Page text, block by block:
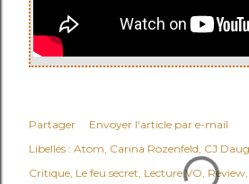
Partager
Envoyer l'article par e-mail
Libellés : Atom Carina Rozenfeld CJ
Critique Le feu secret Lecture VO Review